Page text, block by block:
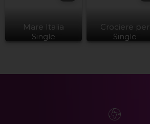
Mare Italia
Single
Crociere per
Single